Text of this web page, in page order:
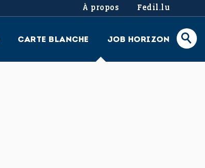
À propos Fedil.lu
CARTE BLANCHE JOB HORIZON